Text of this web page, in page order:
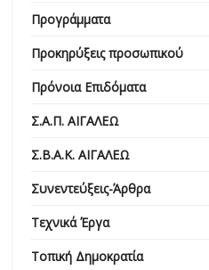
Προγράμματα
Προκηρύξεις προσωπικού
Πρόνοια Επιδόματα
Σ.Α.Π. ΑΙΓΑΛΕΩ
Σ.Β.Α.Κ. ΑΙΓΑΛΕΩ
Συνεντεύξεις-Άρθρα
Τεχνικά Έργα
Τοπική Δημοκρατία